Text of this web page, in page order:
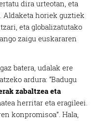
dira urteotan, eta
Aldaketa horiek guztiek
eta globalizatutako
zaigu euskararen
batera, udalak ere
ardura: “Badugu
zabaltzea eta
herritar eta eragileei.
konpromisoa”. Hala,